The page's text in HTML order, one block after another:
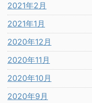
2021年2月
2021年1月
2020年12月
2020年11月
2020年10月
2020年9月